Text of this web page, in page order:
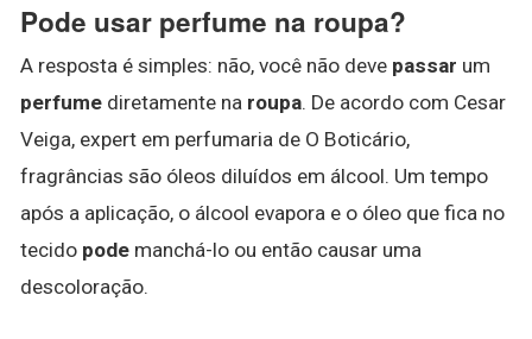
Pode usar perfume na roupa?
A resposta é simples: não, você não deve passar um
perfume diretamente na roupa. De acordo com Cesar
Veiga, expert em perfumaria de O Boticário,
fragrâncias são óleos diluídos em álcool. Um tempo
após a aplicação, o álcool evapora e o óleo que fica no
tecido pode manchá-lo ou então causar uma
descoloração.